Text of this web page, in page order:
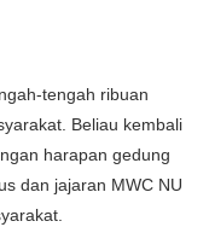
tengah ribuan
Beliau kembali
harapan gedung
dan jajaran MWC NU